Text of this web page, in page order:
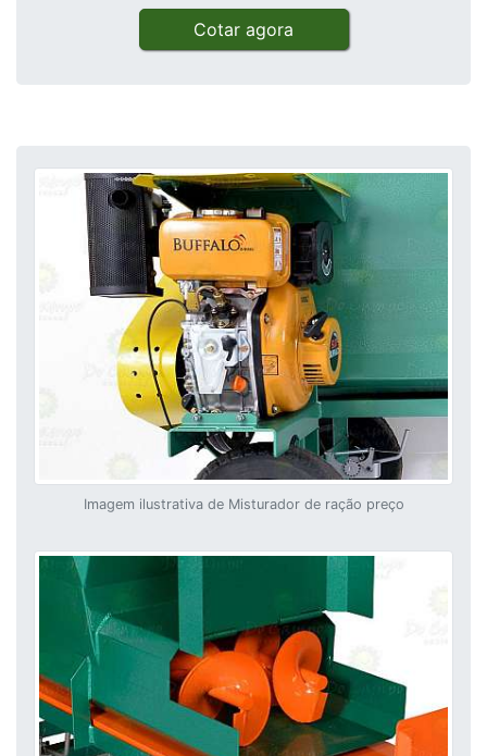
Cotar agora
Imagem ilustrativa de Misturador de ração preço